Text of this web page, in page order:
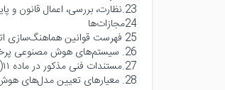
23.نظارت، بررسی، اعمال قانون و پایش عرضه‌کنندگان مدل های هوش مصنوعی عمومی
24مجازات‌ها
25 فهرست قوانین هماهنگ‌سازی اتحادیه
26. سیستم‌های هوش مصنوعی پرخطر مذکور در ماده ۶(۲)
27.مستندات فنی مذکور در ماده ۱۱(۱)
28. معیارهای تعیین مدل‌های هوش مصنوعی همه منظوره با ریسک سیستماتیک مندرج در ماده ۵۱